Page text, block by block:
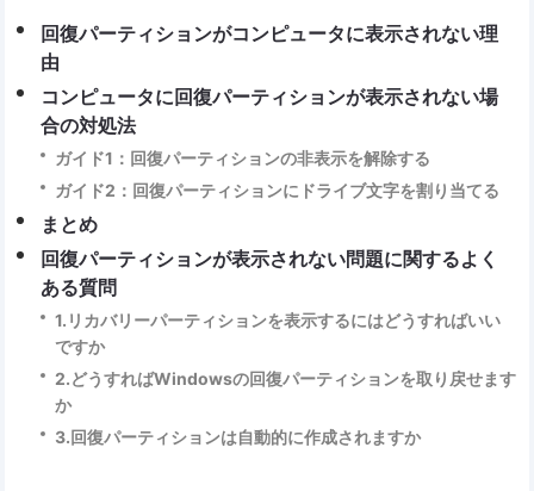
回復パーティションがコンピュータに表示されない理
由
コンピュータに回復パーティションが表示されない場
合の対処法
ガイド1：回復パーティションの非表示を解除する
ガイド2：回復パーティションにドライブ文字を割り当てる
まとめ
回復パーティションが表示されない問題に関するよく
ある質問
1.リカバリーパーティションを表示するにはどうすればいい
ですか
2.どうすればWindowsの回復パーティションを取り戻せます
か
3.回復パーティションは自動的に作成されますか